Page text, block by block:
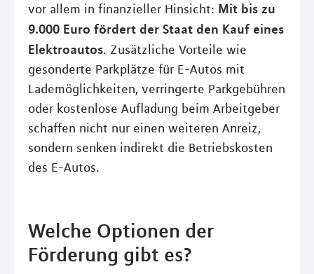
vor allem in finanzieller Hinsicht: Mit bis zu
9.000 Euro fördert der Staat den Kauf eines
Elektroautos. Zusätzliche Vorteile wie
gesonderte Parkplätze für E-Autos mit
Lademöglichkeiten, verringerte Parkgebühren
oder kostenlose Aufladung beim Arbeitgeber
schaffen nicht nur einen weiteren Anreiz,
sondern senken indirekt die Betriebskosten
des E-Autos.
Welche Optionen der
Förderung gibt es?